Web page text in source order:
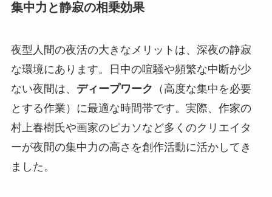
集中力と静寂の相乗効果
夜型人間の夜活の大きなメリットは、深夜の静寂
な環境にあります。日中の喧騒や頻繁な中断が少
ない夜間は、 ディープワーク （高度な集中を必要
とする作業）に最適な時間帯です。実際、作家の
村上春樹氏や画家のピカソなど多くのクリエイタ
ーが夜間の集中力の高さを創作活動に活かしてき
ました。